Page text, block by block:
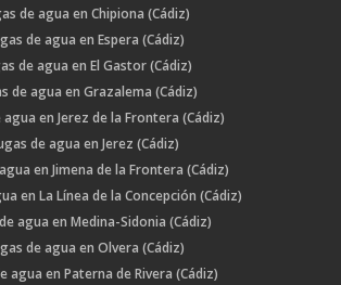
de agua en Chipiona (Cádiz)
de agua en Espera (Cádiz)
de agua en El Gastor (Cádiz)
de agua en Grazalema (Cádiz)
en Jerez de la Frontera (Cádiz)
de agua en Jerez (Cádiz)
en Jimena de la Frontera (Cádiz)
en La Línea de la Concepción (Cádiz)
agua en Medina-Sidonia (Cádiz)
de agua en Olvera (Cádiz)
agua en Paterna de Rivera (Cádiz)